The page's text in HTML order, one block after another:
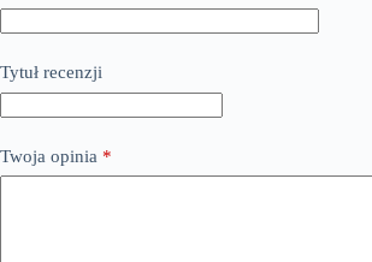
Tytuł recenzji
Twoja opinia *